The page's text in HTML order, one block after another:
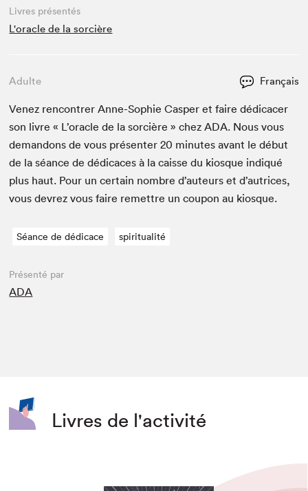
Livres présentés
L'oracle de la sorcière
Adulte Français
Venez ren­con­tr­er Anne-Sophie Casper et faire dédi­cac­er
son livre « L’o­r­a­cle de la sor­cière » chezADA. Nous vous
deman­dons de vous présen­ter20 min­utes avant le début
de la séance de dédi­caces à la caisse du kiosque indiqué
plus haut. Pour un cer­tain nom­bre d’auteurs et d’autrices,
vous devrez vous faire remet­tre un coupon au kiosque.
Séance de dédicace spiritualité
Présenté par
ADA
Livres de l'activité